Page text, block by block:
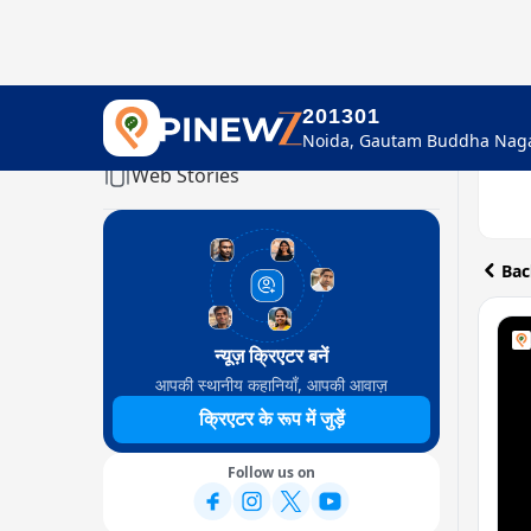
201301
Home
Web Stories
न्यूज़ क्रिएटर बनें
आपकी स्थानीय कहानियाँ, आपकी आवाज़
क्रिएटर के रूप में जुड़ें
Follow us on